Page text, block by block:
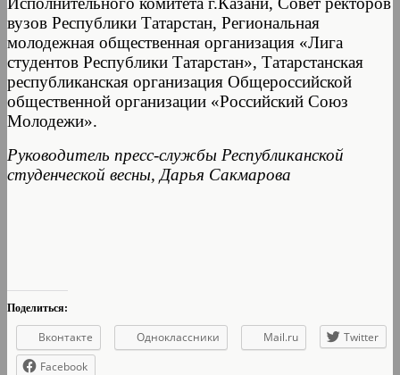
вузов Республики Татарстан, Региональная
молодежная общественная организация «Лига
студентов Республики Татарстан», Татарстанская
республиканская организация Общероссийской
общественной организации «Российский Союз
Молодежи».
Руководитель пресс-службы Республиканской
студенческой весны, Дарья Сакмарова
Поделиться:
Вконтакте Одноклассники Mail.ru
Twitter
Facebook